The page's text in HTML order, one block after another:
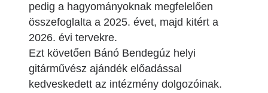
pedig a hagyományoknak megfelelően
összefoglalta a 2025. évet, majd kitért a
2026. évi tervekre.
Ezt követően Bánó Bendegúz helyi
gitárművész ajándék előadással
kedveskedett az intézmény dolgozóinak.